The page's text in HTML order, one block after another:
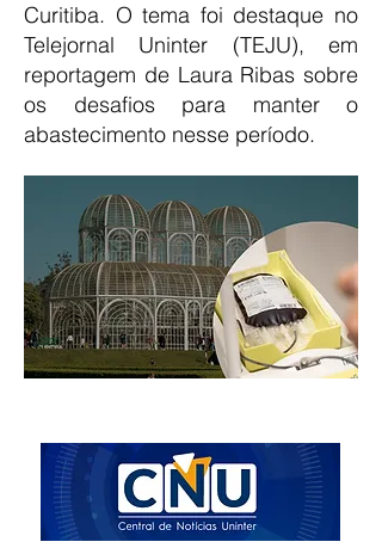
Curitiba. O tema foi destaque no
Telejornal Uninter (TEJU), em
reportagem de Laura Ribas sobre
os desafios para manter o
abastecimento nesse período.